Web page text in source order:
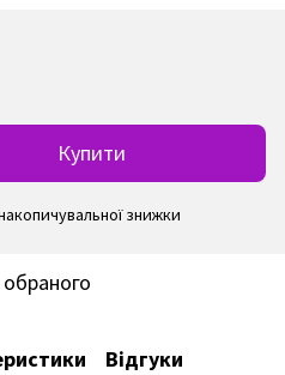
Купити
знижки
Відгуки